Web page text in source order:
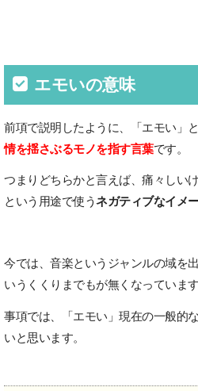
エモいの意味
前項で説明したように、「エモい」
情を揺さぶるモノを指す言葉です。
つまりどちらかと言えば、痛々しい
という用途で使うネガティブなイメ
今では、音楽というジャンルの域を
いうくくりまでもが無くなっています
事項では、「エモい」現在の一般的
いと思います。